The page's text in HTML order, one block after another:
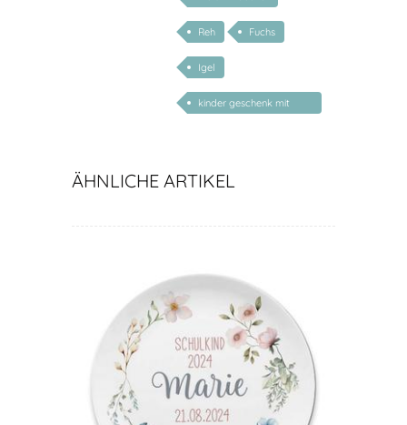
Reh Fuchs
Igel
kinder geschenk mit
ÄHNLICHE ARTIKEL